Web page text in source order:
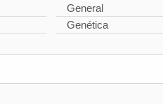
General
Genética